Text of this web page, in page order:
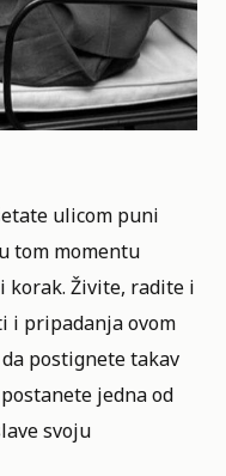
ulicom puni
tom momentu
korak. Živite, radite i
i pripadanja ovom
postignete takav
jedna od
svoju